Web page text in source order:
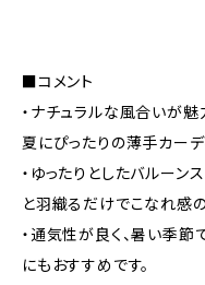
■コメント
・ナチュラルな風合いが魅
夏にぴったりの薄手カーデ
・ゆったりとしたバルーン
と羽織るだけでこなれ感
・通気性が良く、暑い季
にもおすすめです。